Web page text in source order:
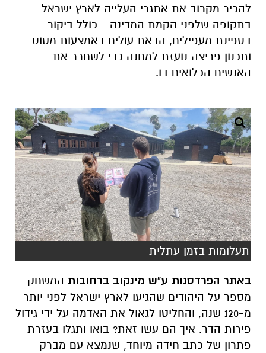
להכיר מקרוב את אתגרי העלייה לארץ ישראל
בתקופה שלפני הקמת המדינה - כולל ביקור
בספינת מעפילים, הבאת עולים באמצעות מטוס
ותכנון פריצה נועזת למחנה כדי לשחרר את
האנשים הכלואים בו.
תעלומות בזמן עתלית
באתר הפרדסנות ע"ש מינקוב ברחובות המשחק
מספר על היהודים שהגיעו לארץ ישראל לפני יותר
מ-120 שנה, והחליטו לגאול את האדמה על ידי גידול
פירות הדר. איך הם עשו זאת? בואו ותגלו בעזרת
פתרון של כתב חידה מיוחד, שנמצא עם מברק